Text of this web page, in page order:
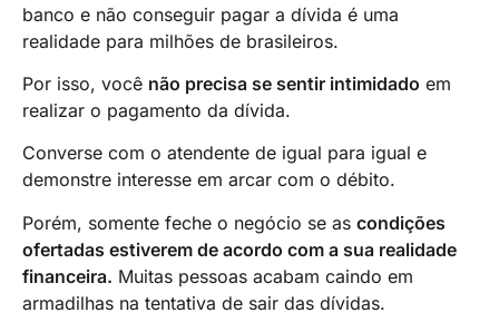
banco e não conseguir pagar a dívida é uma
realidade para milhões de brasileiros.
Por isso, você não precisa se sentir intimidado em
realizar o pagamento da dívida.
Converse com o atendente de igual para igual e
demonstre interesse em arcar com o débito.
Porém, somente feche o negócio se as condições
ofertadas estiverem de acordo com a sua realidade
financeira. Muitas pessoas acabam caindo em
armadilhas na tentativa de sair das dívidas.